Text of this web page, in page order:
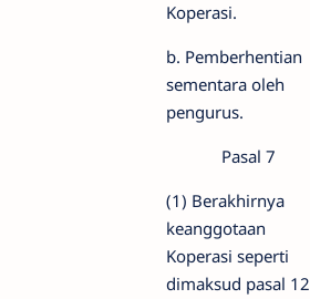
Koperasi.
b. Pemberhentian
sementara oleh
pengurus.
Pasal 7
(1) Berakhirnya
keanggotaan
Koperasi seperti
dimaksud pasal 12